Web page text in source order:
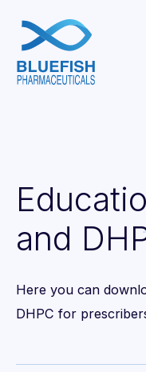
and
Here you can
DHPC for